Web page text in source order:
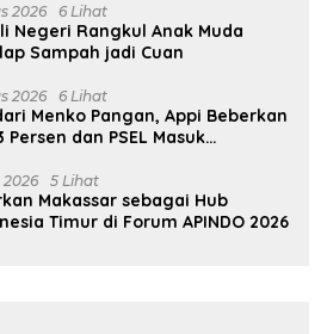
2026 6 Lihat
Negeri Rangkul Anak Muda
Sampah jadi Cuan
2026 6 Lihat
Menko Pangan, Appi Beberkan
Persen dan PSEL Masuk
2026 5 Lihat
Makassar sebagai Hub
Timur di Forum APINDO 2026